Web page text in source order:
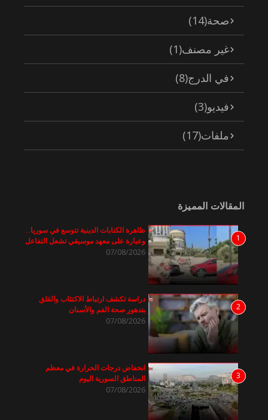
صحة(14)
غير مصنف(1)
في الدرج(8)
فيديو(3)
ملفات(17)
المقالات المميزة
1
ظاهرة الكتابات الدينية تتوسع في سوريا..
وعبارة على معهد موسيقي تشعل التفاعل
07/08/2026
2
دراسة تكشف ارتباط الاكتئاب والقلق
بتدهور صحة الفم والأسنان
07/08/2026
3
انخفاض درجات الحرارة في معظم
المناطق السورية اليوم
07/08/2026